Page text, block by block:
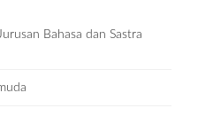
Bahasa dan Sastra